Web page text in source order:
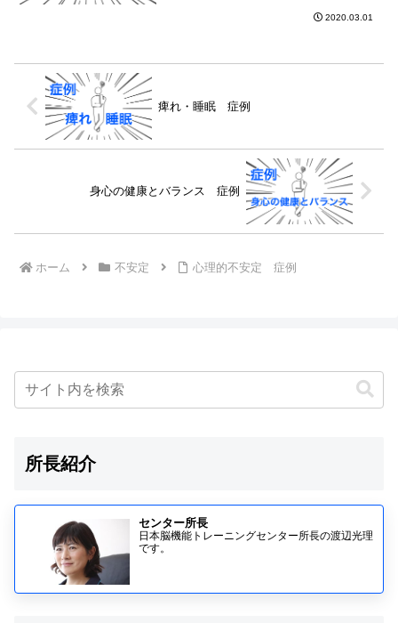
きな科目以外、覚えようとしないトレー
2020.03.01
痺れ・睡眠 症例
身心の健康とバランス 症例
ホーム 不安定 心理的不安定 症例
所長紹介
センター所長
日本脳機能トレーニングセンター所長の渡辺光理
です。